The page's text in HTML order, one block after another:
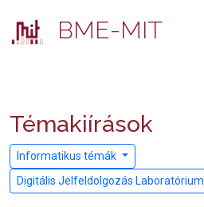
BME-MIT
Témakiírások
Informatikus témák
Digitális Jelfeldolgozás Laboratórium